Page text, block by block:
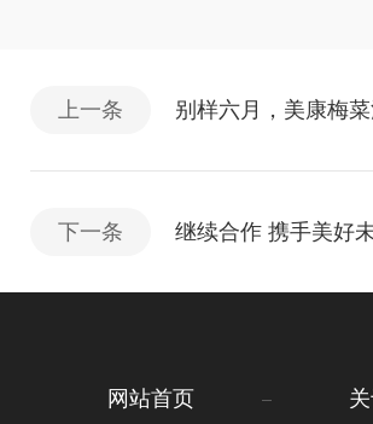
上一条 别样六月，美康梅
下一条 继续合作 携手美好
网站首页